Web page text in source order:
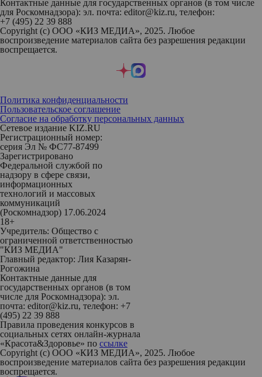
Контактные данные для государственных органов (в том числе
для Роскомнадзора): эл. почта: editor@kiz.ru, телефон:
+7 (495) 22 39 888
Copyright (с) ООО «КИЗ МЕДИА», 2025. Любое
воспроизведение материалов сайта без разрешения редакции
воспрещается.
Политика конфиденциальности
Пользовательское соглашение
Согласие на обработку персональных данных
Сетевое издание KIZ.RU
Регистрационный номер:
серия Эл № ФС77-87499
Зарегистрировано
Федеральной службой по
надзору в сфере связи,
информационных
технологий и массовых
коммуникаций
(Роскомнадзор) 17.06.2024
18+
Учредитель: Общество с
ограниченной ответственностью
"КИЗ МЕДИА"
Главный редактор: Лия Казарян-
Рогожина
Контактные данные для
государственных органов (в том
числе для Роскомнадзора): эл.
почта: editor@kiz.ru, телефон: +7
(495) 22 39 888
Правила проведения конкурсов в
социальных сетях онлайн-журнала
«Красота&Здоровье» по ссылке
Copyright (с) ООО «КИЗ МЕДИА», 2025. Любое
воспроизведение материалов сайта без разрешения редакции
воспрещается.